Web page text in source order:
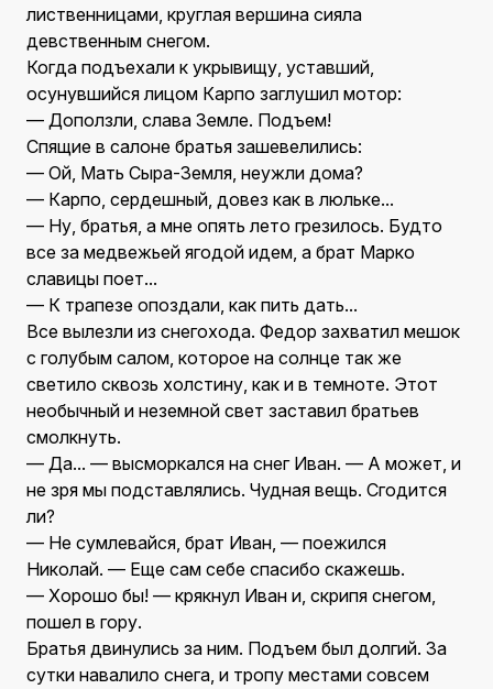
лиственницами, круглая вершина сияла
девственным снегом.
Когда подъехали к укрывищу, уставший,
осунувшийся лицом Карпо заглушил мотор:
— Доползли, слава Земле. Подъем!
Спящие в салоне братья зашевелились:
— Ой, Мать Сыра-Земля, неужли дома?
— Карпо, сердешный, довез как в люльке...
— Ну, братья, а мне опять лето грезилось. Будто
все за медвежьей ягодой идем, а брат Марко
славицы поет...
— К трапезе опоздали, как пить дать...
Все вылезли из снегохода. Федор захватил мешок
с голубым салом, которое на солнце так же
светило сквозь холстину, как и в темноте. Этот
необычный и неземной свет заставил братьев
смолкнуть.
— Да... — высморкался на снег Иван. — А может, и
не зря мы подставлялись. Чудная вещь. Сгодится
ли?
— Не сумлевайся, брат Иван, — поежился
Николай. — Еще сам себе спасибо скажешь.
— Хорошо бы! — крякнул Иван и, скрипя снегом,
пошел в гору.
Братья двинулись за ним. Подъем был долгий. За
сутки навалило снега, и тропу местами совсем